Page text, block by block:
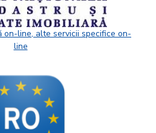
on-line, alte servicii specifice on-
line